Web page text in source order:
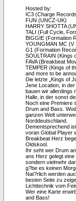
Hosted by:
IC3 (Charge
FUN (UNCZ-UK)
HARRY SHOTTA
TALI (Full Cycle,
BIGGIE (Formation
YOUNGMAN MC (V
G1 (Formation
SOULTRAIN (Kings
FAVA (Breakbeat
TEMPER (Kings of
and more to be
Die letzte „Kings of
Jene Location, in
bauen wir allerdings
Halle, in der sonst
Noch eine Premiere
Drum and Bass.
ganzen Welt
Norddeutschland.
Dementsprechend
voran Global Player
Breakbeat Herz
Oldskool.
Ihr seht wer Drum
ans Herz gelegt
sondern vielmehr
g?be es keinen
Nat?rlich werden
besten Seite zu
Lichttechnik vom
Wer eine Karte
and Bass!